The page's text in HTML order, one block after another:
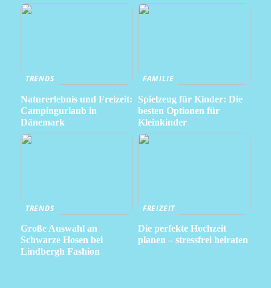
TRENDS
Naturerlebnis und Freizeit:
Campingurlaub in
Dänemark
FAMILIE
Spielzeug für Kinder: Die
besten Optionen für
Kleinkinder
TRENDS
Große Auswahl an
Schwarze Hosen bei
Lindbergh Fashion
FREIZEIT
Die perfekte Hochzeit
planen – stressfrei heiraten